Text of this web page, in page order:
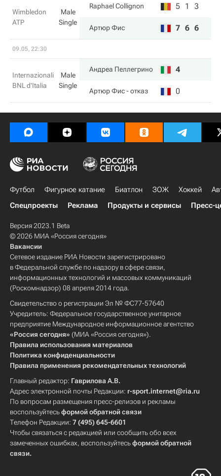
Wimbledon
ATP
Male
Single
Raphael Collignon 5 1 3
Артюр Фис 7 6 6
09.05, 22:30
Internazionali
BNL d'Italia
Male
Single
Андреа Пеллегрино 4
Артюр Фис- отказ 0
Футбол Фигурное катание Биатлон ЗОЖ Хоккей
Спецпроекты
Реклама Продукты и сервисы Пресс-
Версия 2023.1 Beta
© 2026 МИА «Россия сегодня»
Вакансии
Сетевое издание РИА Новости зарегистрировано
в Федеральной службе по надзору в сфере связи,
информационных технологий и массовых коммуникаций
(Роскомнадзор) 08 апреля 2014 года.
Свидетельство о регистрации Эл № ФС77-57640
Учредитель: Федеральное государственное унитарное
предприятие Международное информационное агентство
«Россия сегодня» (МИА «Россия сегодня»).
Правила использования материалов
Политика конфиденциальности
Правила применения рекомендательных технологий
Главный редактор: Гаврилова А.В.
Адрес электронной почты Редакции: r-sport.internet@ria.ru
По вопросам размещения пресс-релизов и рекламы
воспользуйтесьформой обратной связи
Телефон Редакции: 7 (495) 645-6601
Чтобы связаться с редакцией или сообщить обо всех
замеченных ошибках, воспользуйтесьформой обратной
связи.